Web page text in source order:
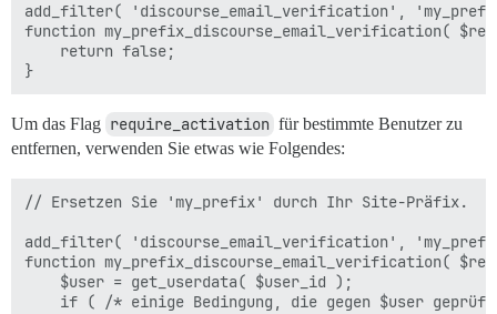
add_filter( 'discourse_email_verification',
function my_prefix_discourse_email_verification(
    return false;
Um das Flag require_activation für bestimmte Benutzer zu
entfernen, verwenden Sie etwas wie Folgendes:
// Ersetzen Sie 'my_prefix' durch Ihr Site-Präfix.
add_filter( 'discourse_email_verification',
function my_prefix_discourse_email_verification(
    $user = get_userdata( $user_id );
if ( /* einige Bedingung, die gegen $user